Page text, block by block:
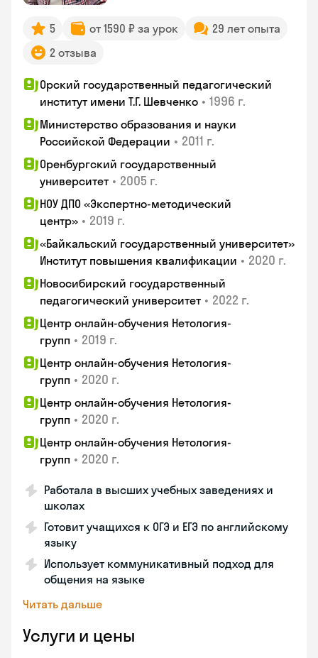
5 от 1590 ₽ за урок
29 лет опыта
2 отзыва
Орский государственный педагогический
институт имени Т.Г. Шевченко • 1996 г.
Министерство образования и науки
Российской Федерации • 2011 г.
Оренбургский государственный
университет • 2005 г.
НОУ ДПО «Экспертно-методический
центр» • 2019 г.
«Байкальский государственный университет»
Институт повышения квалификации • 2020 г.
Новосибирский государственный
педагогический университет • 2022 г.
Центр онлайн-обучения Нетология-
групп • 2019 г.
Центр онлайн-обучения Нетология-
групп • 2020 г.
Центр онлайн-обучения Нетология-
групп • 2020 г.
Центр онлайн-обучения Нетология-
групп • 2020 г.
Работала в высших учебных заведениях и
школах
Готовит учащихся к ОГЭ и ЕГЭ по английскому
языку
Использует коммуникативный подход для
общения на языке
Читать дальше
Услуги и цены